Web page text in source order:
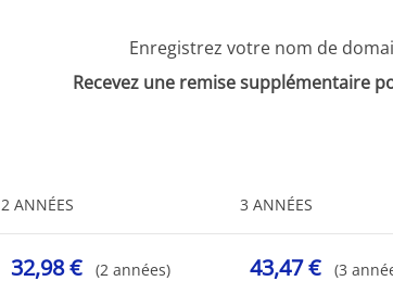
Enregistrez votre nom de
Recevez une remise supplémentaire
2 ANNÉES 3 ANNÉES
32,98 € (2 années) 43,47 € (3